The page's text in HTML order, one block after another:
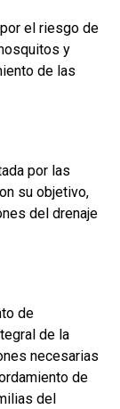
el riesgo de
y
de las
por las
su objetivo,
del drenaje
de
de la
necesarias
de
del